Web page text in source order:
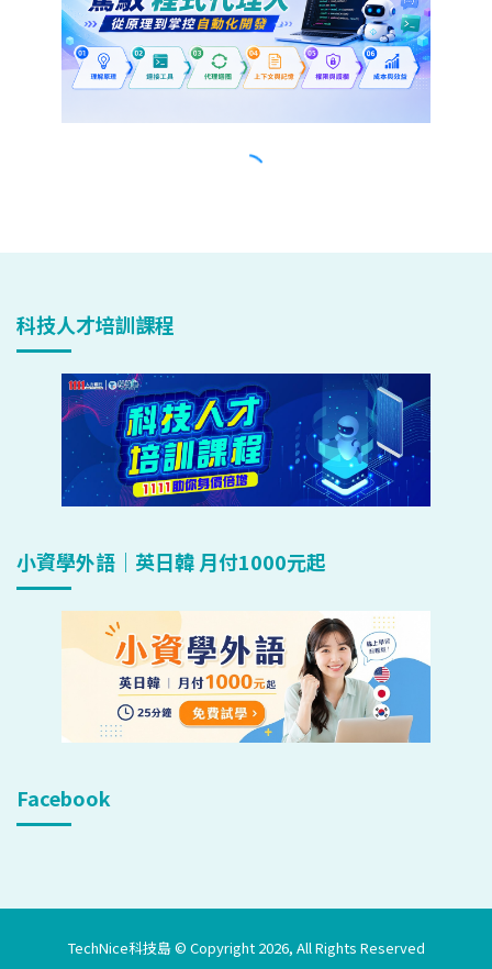
科技人才培訓課程
小資學外語｜英日韓 月付1000元起
Facebook
TechNice科技島 © Copyright 2026, All Rights Reserved